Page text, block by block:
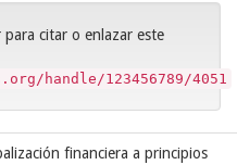
citar o enlazar este
handle/123456789/4051
financiera a principios